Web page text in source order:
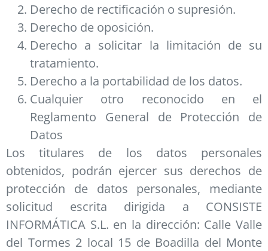
Derecho de rectificación o supresión.
Derecho de oposición.
Derecho a solicitar la limitación de su
tratamiento.
Derecho a la portabilidad de los datos.
Cualquier otro reconocido en el
Reglamento General de Protección de
Datos
Los titulares de los datos personales
obtenidos, podrán ejercer sus derechos de
protección de datos personales, mediante
solicitud escrita dirigida a CONSISTE
INFORMÁTICA S.L. en la dirección: Calle Valle
del Tormes 2 local 15 de Boadilla del Monte